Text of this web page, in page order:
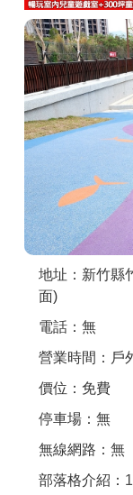
推薦景點
討論區
聯絡我們
APP下載
地址：新竹縣
面)
電話：無
營業時間：戶
價位：免費
停車場：無
無線網路：無
部落格介紹：